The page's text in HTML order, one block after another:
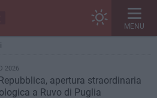
MENU
2026
apertura straordinaria
a Ruvo di Puglia